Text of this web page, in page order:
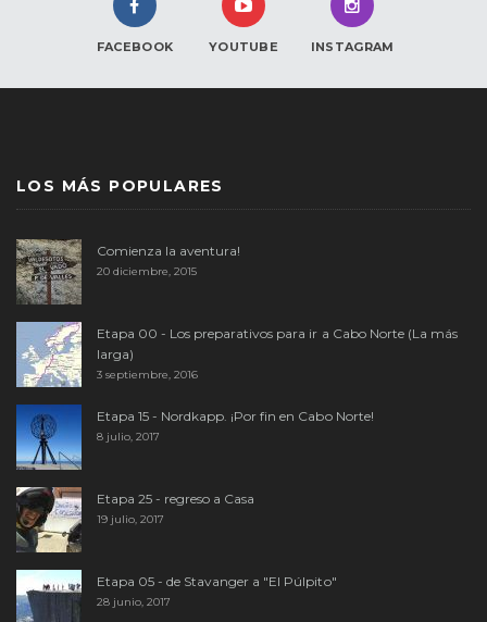
FACEBOOK YOUTUBE INSTAGRAM
LOS MÁS POPULARES
Comienza la aventura!
20 diciembre, 2015
Etapa 00 - Los preparativos para ir a Cabo Norte (La más
larga)
3 septiembre, 2016
Etapa 15 - Nordkapp. ¡Por fin en Cabo Norte!
8 julio, 2017
Etapa 25 - regreso a Casa
19 julio, 2017
Etapa 05 - de Stavanger a "El Púlpito"
28 junio, 2017